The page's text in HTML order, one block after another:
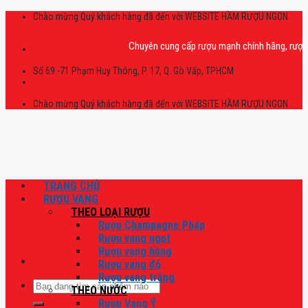
Skip
Chào mừng Quý khách hàng đã đến với WEBSITE HẦM RƯỢU NGON
Chuyên cung cấp rượu mạnh chính hãng, rượu
Số 69 -71 Phạm Huy Thông, P. 17, Q. Gò Vấp, TPHCM
Chào mừng Quý khách hàng đã đến với WEBSITE HẦM RƯỢU NGON
Tìm
kiếm:
TRANG CHỦ
RƯỢU VANG
THEO LOẠI RƯỢU
Rượu Champagne Pháp
Rượu vang ngọt
Rượu vang hồng
Rượu vang đỏ
Rượu vang trắng
THEO NƯỚC
Rượu Vang Ý